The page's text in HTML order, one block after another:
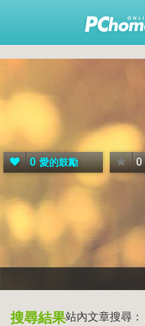
0 愛的鼓勵 0
搜尋結果站內文章搜尋：